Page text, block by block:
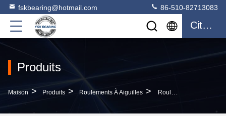
fskbearing@hotmail.com 86-510-82713083
Citation
Produits
Maison > Produits > Roulements À Aiguilles > Roulements À Rouleaux De Voie Des Roulements À Rouleaux D'aiguille D'acier Au Chrome De Précision IKO NART12 VUUR